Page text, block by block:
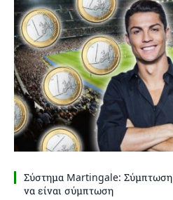
Σύστημα Martingale:
να είναι σύμπτωση